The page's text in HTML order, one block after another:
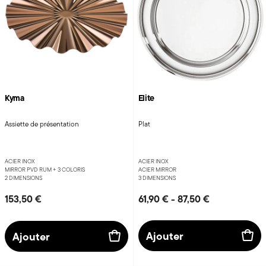
Kyma
Assiette de présentation
ACIER INOX
MIRROR PVD RUM + 3 COLORIS
2 DIMENSIONS
153,50 €
Ajouter
Elite
Plat
ACIER INOX
ACIER MIRROR
3 DIMENSIONS
61,90 €- 87,50 €
Ajouter